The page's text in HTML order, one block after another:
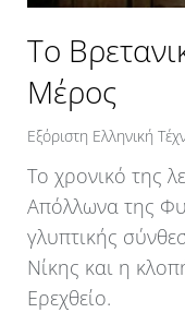
Το
Μέρος
Εξόριστη Ελληνική
Το χρονικό της
Απόλλωνα της
γλυπτικής
Νίκης και η
Ερεχθείο.